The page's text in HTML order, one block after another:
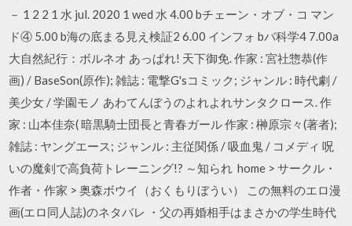
－ 1 2 2 1 水 jul. 2020 1 wed 水 4.00 bチェーン・オブ・コ マン
ド④ 5.00 b海の底まる見え検証2 6.00 インフォ bバ科学4 7.00a
大自然紀行：ボルネオ あっぱれ! 天下御免. 作家 : 宮社惣恭(作
画) / BaseSon(原作); 雑誌 : 電撃G'sコミック; ジャンル : 時代劇 /
美少女 / 学園モノ あわてんぼうのよれよれサンタクロース. 作
家 : 山本佳奈( 暗黒騎士団長と青春ガール 作家 : 榊原宗々(著者);
雑誌 : ヤングエース; ジャンル : 主従関係 / 吸血鬼 / コメディ 呪
いの魔剣で高負荷トレーニング!? ～知られ home > サークル・
作者・作家 > 奥森ボウイ（おくもりぼうい） この無料のエロ漫
画(エロ同人誌)のネタバレ ・父の再婚相手はまさかの学生時代